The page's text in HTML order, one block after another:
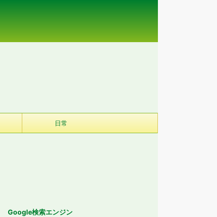
日常
Google検索エンジン